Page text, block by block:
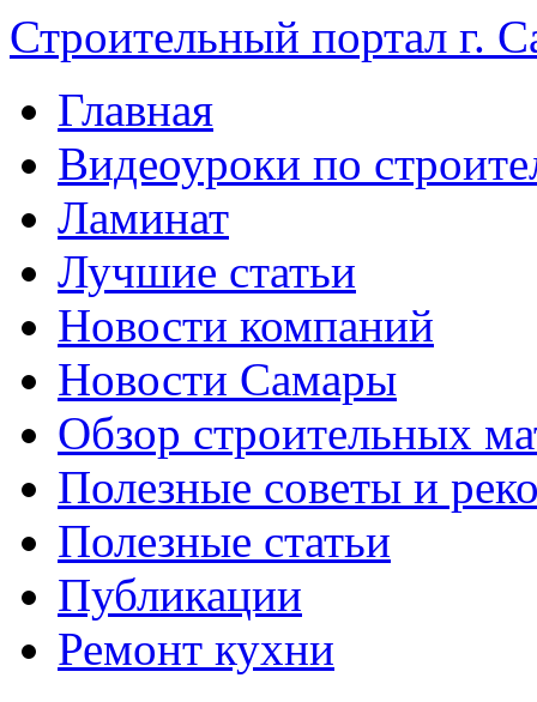
Строительный портал г.
Главная
Видеоуроки по
Ламинат
Лучшие статьи
Новости компаний
Новости Самары
Обзор строительных
Полезные советы и
Полезные статьи
Публикации
Ремонт кухни